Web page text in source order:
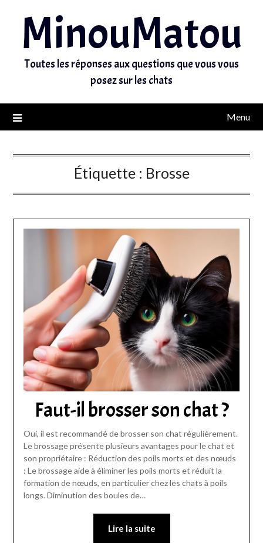
MinouMatou
Toutes les réponses aux questions que vous vous
posez sur les chats
Menu
Étiquette : Brosse
Faut-il brosser son chat ?
Oui, il est recommandé de brosser son chat régulièrement.
Le brossage présente plusieurs avantages pour le chat et
son propriétaire : Réduction des poils morts et des nœuds
: Le brossage aide à éliminer les poils morts et réduit la
formation de nœuds, en particulier chez les chats à poils
longs. Diminution des boules de…
Lire la suite